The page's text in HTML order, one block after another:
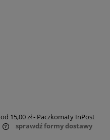
od 15,00 zł- Paczkomaty InPost
sprawdź formy dostawy